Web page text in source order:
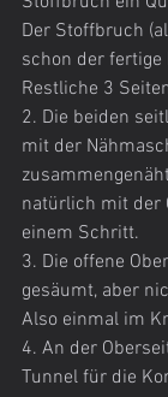
Der Stoffbruch
schon der fertige
Restliche 3
2. Die beiden
mit der
natürlich mit der
einem Schritt.
3. Die offene
gesäumt, aber
Also einmal im
4. An der
Tunnel für die